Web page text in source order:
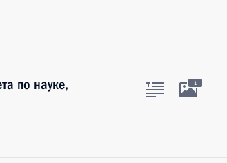
по науке,
1